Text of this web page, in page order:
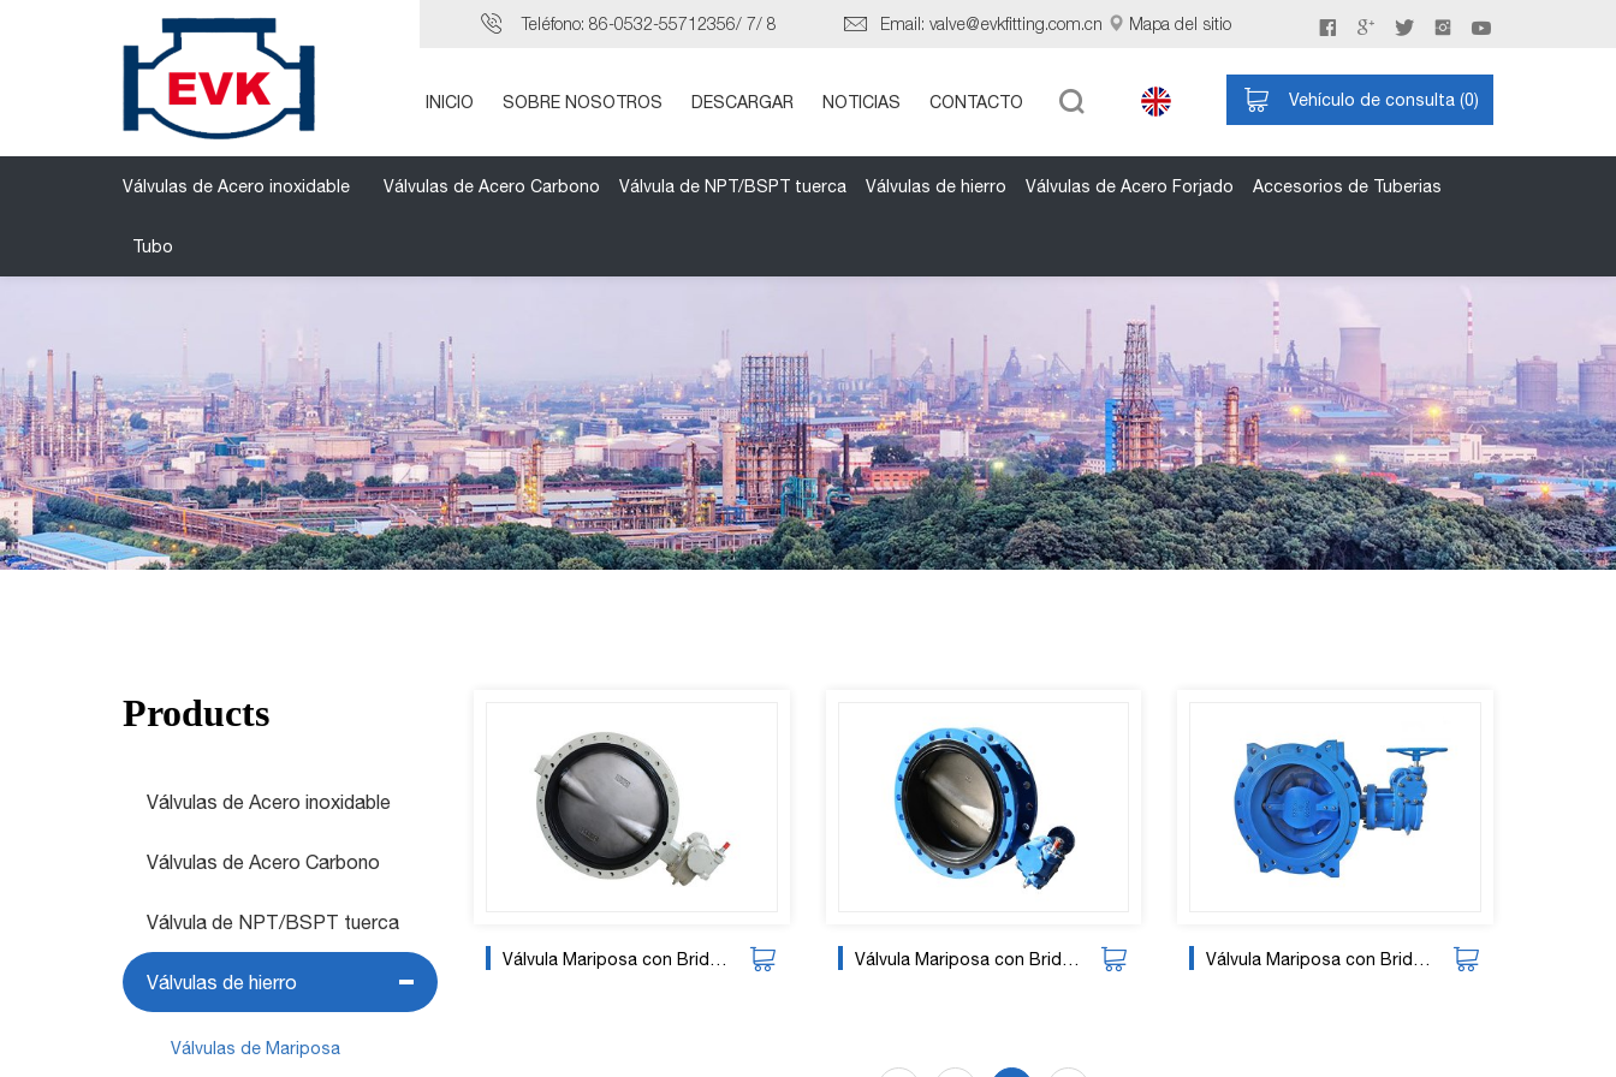
Teléfono: 86-0532-55712356/ 7/ 8 Email: valve@evkfitting.com.cn Mapa del sitio
Vehículo de consulta (0)
INICIO SOBRE NOSOTROS DESCARGAR NOTICIAS CONTACTO
Válvulas de Acero inoxidable Válvulas de Acero Carbono Válvula de NPT/BSPT tuerca Válvulas de hierro Válvulas de Acero Forjado Accesorios de Tuberias
Tubo
Products
Válvulas de Acero inoxidable
Válvulas de Acero Carbono
Válvula de NPT/BSPT tuerca
Válvulas de hierro
Válvulas de Mariposa
Válvula Mariposa con Brida de Engranaje Válvula Mariposa con Brida de Engranaje Válvula Mariposa con Brida de Engranaje